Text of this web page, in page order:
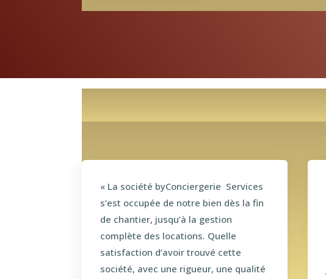
« La société byConciergerie Services
s’est occupée de notre bien dès la fin
de chantier, jusqu’à la gestion
complète des locations. Quelle
satisfaction d’avoir trouvé cette
société, avec une rigueur, une qualité